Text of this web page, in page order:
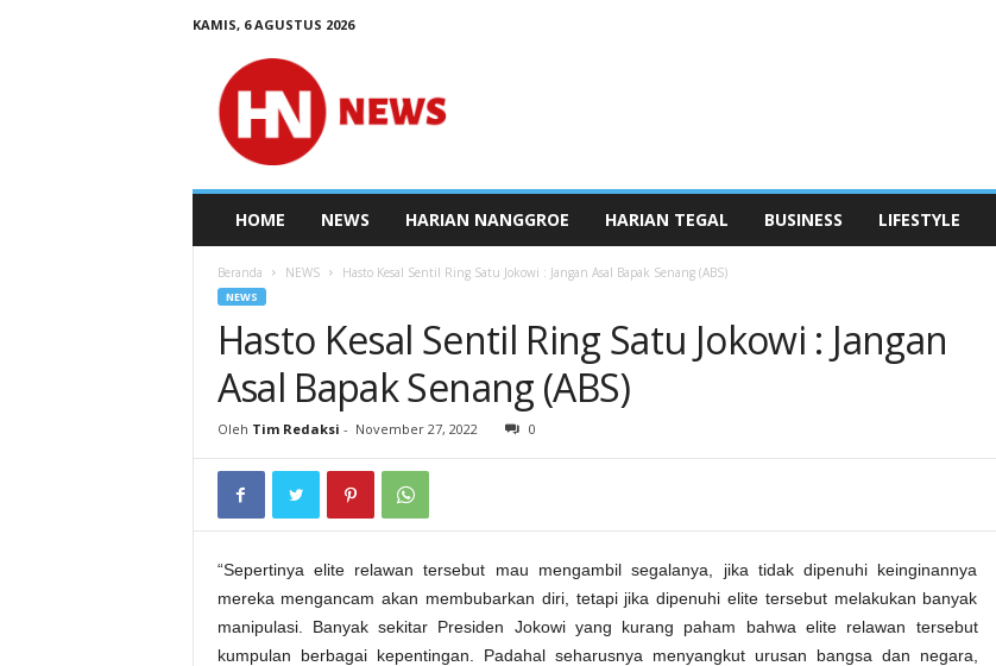
KAMIS, 6 AGUSTUS 2026
k
HOME NEWS HARIAN NANGGROE HARIAN TEGAL BUSINESS LIFESTYLE
Beranda NEWS Hasto Kesal Sentil Ring Satu Jokowi : Jangan Asal Bapak Senang (ABS)
NEWS
Hasto Kesal Sentil Ring Satu Jokowi : Jangan
Asal Bapak Senang (ABS)
Oleh Tim Redaksi - November 27, 2022 0
“Sepertinya elite relawan tersebut mau mengambil segalanya, jika tidak dipenuhi keinginannya
mereka mengancam akan membubarkan diri, tetapi jika dipenuhi elite tersebut melakukan banyak
manipulasi. Banyak sekitar Presiden Jokowi yang kurang paham bahwa elite relawan tersebut
kumpulan berbagai kepentingan. Padahal seharusnya menyangkut urusan bangsa dan negara,